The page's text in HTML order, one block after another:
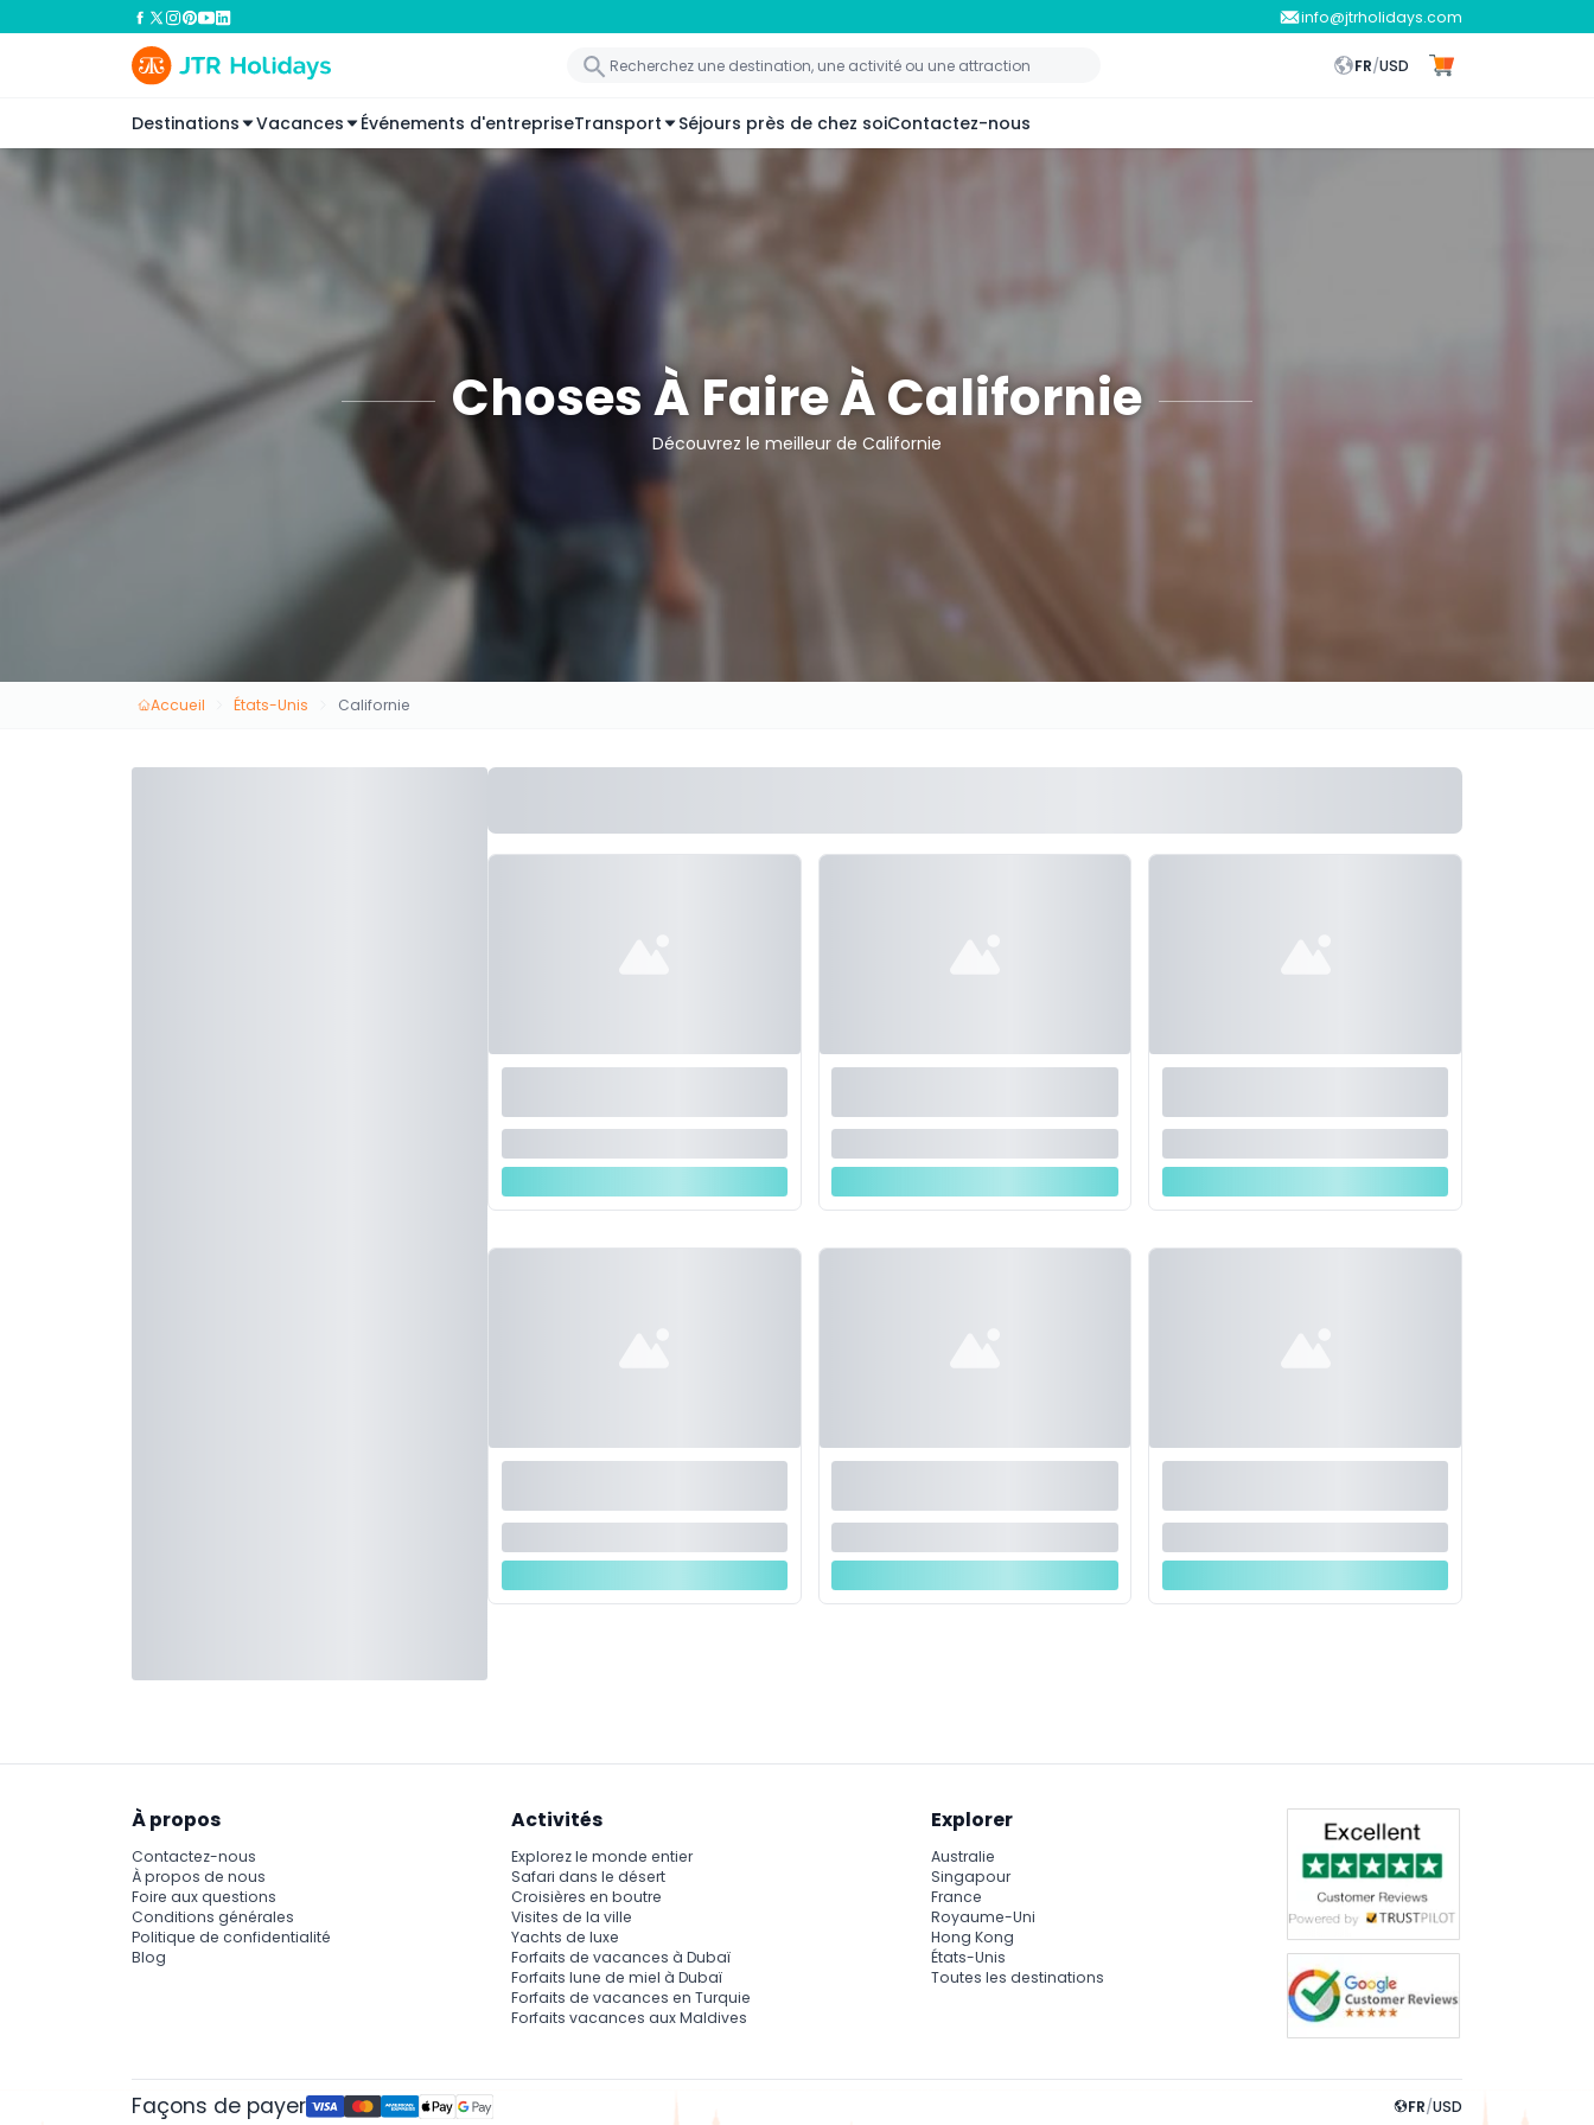
info@jtrholidays.com
FR/USD
Destinations Vacances Événements d'entrepriseTransport Séjours près de chez soiContactez-nous
Choses À Faire À Californie
Découvrez le meilleur de Californie
Accueil États-Unis Californie
À propos
Contactez-nous
À propos de nous
Foire aux questions
Conditions générales
Politique de confidentialité
Blog
Activités
Explorez le monde entier
Safari dans le désert
Croisières en boutre
Visites de la ville
Yachts de luxe
Forfaits de vacances à Dubaï
Forfaits lune de miel à Dubaï
Forfaits de vacances en Turquie
Forfaits vacances aux Maldives
Explorer
Australie
Singapour
France
Royaume-Uni
Hong Kong
États-Unis
Toutes les destinations
Façons de payer FR/USD